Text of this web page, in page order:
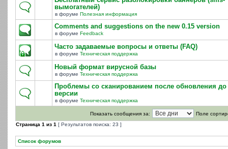
вымогателей)
в форуме Полезная информация
Comments and suggestions on the new 0.15 version
в форуме Feedback
Часто задаваемые вопросы и ответы (FAQ)
в форуме Техническая поддержка
Новый формат вирусной базы
в форуме Техническая поддержка
Проблемы со сканированием после обновления до
версии
в форуме Техническая поддержка
Показать сообщения за:
Поле
Страница 1 из 1 [ Результатов поиска: 23 ]
Список форумов